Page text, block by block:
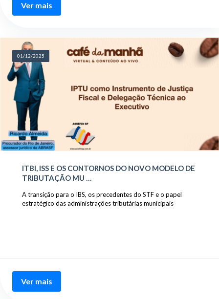
Ver mais
01/12/2025
ITBI, ISS E OS CONTORNOS DO NOVO MODELO DE
TRIBUTAÇÃO MU …
A transição para o IBS, os precedentes do STF e o papel
estratégico das administrações tributárias municipais
Ver mais